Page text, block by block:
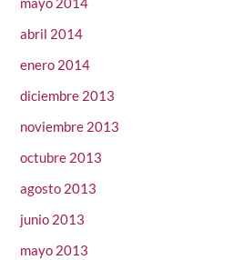
abril 2014
enero 2014
diciembre 2013
noviembre 2013
octubre 2013
agosto 2013
junio 2013
mayo 2013